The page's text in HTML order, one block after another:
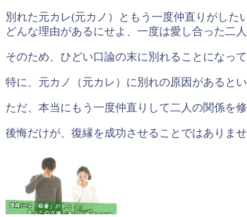
別れた元カレ(元カノ）ともう一度仲直りがした
どんな理由があるにせよ、一度は愛し合った二
そのため、ひどい口論の末に別れることになっ
特に、元カノ（元カレ）に別れの原因があると
ただ、本当にもう一度仲直りして二人の関係を
後悔だけが、復縁を成功させることではありま